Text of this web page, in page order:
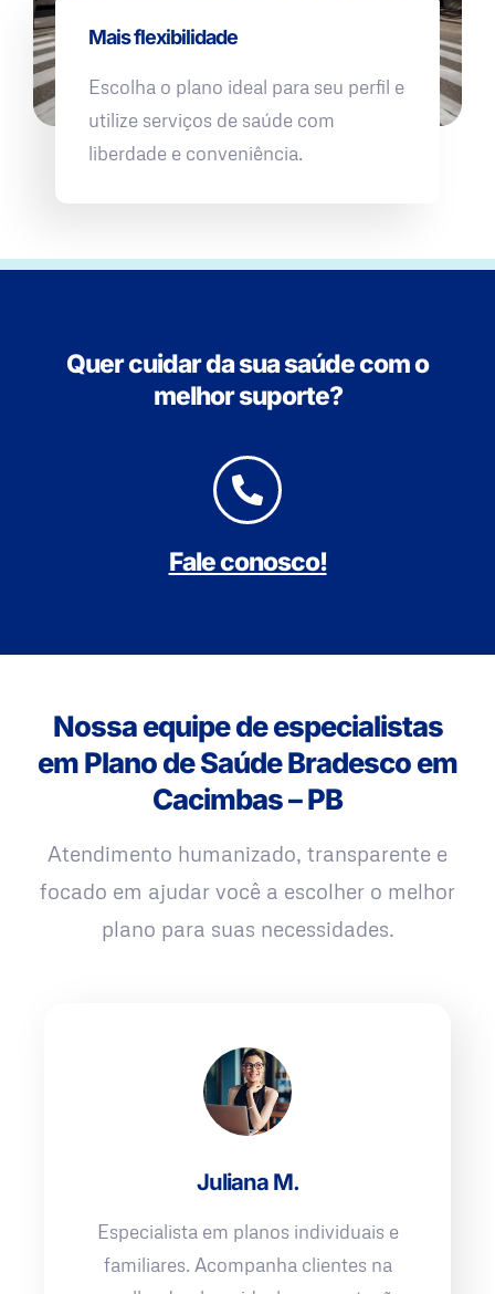
Mais flexibilidade
Escolha o plano ideal para seu perfil e
utilize serviços de saúde com
liberdade e conveniência.
Quer cuidar da sua saúde com o
melhor suporte?
Fale conosco!
Nossa equipe de especialistas
em Plano de Saúde Bradesco em
Cacimbas – PB
Atendimento humanizado, transparente e
focado em ajudar você a escolher o melhor
plano para suas necessidades.
Juliana M.
Especialista em planos individuais e
familiares. Acompanha clientes na